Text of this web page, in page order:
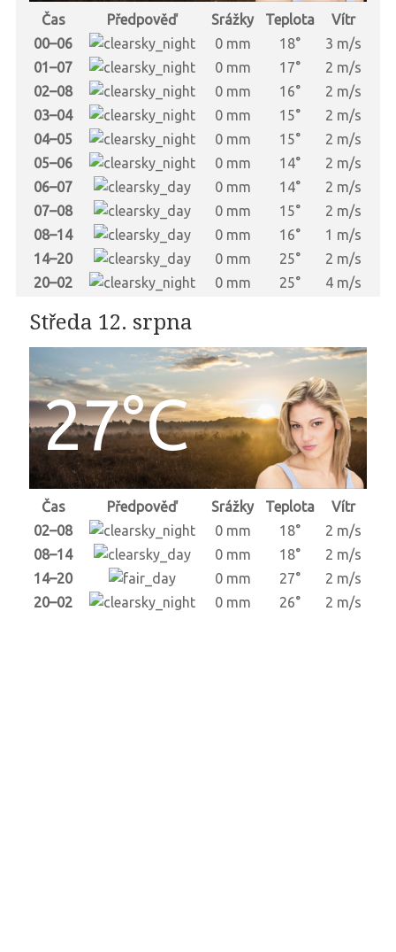
Čas Předpověď Srážky Teplota
Vítr
00–06
0 mm 18°
3 m/s
01–07
0 mm 17°
2 m/s
02–08
0 mm 16°
2 m/s
03–04
0 mm 15°
2 m/s
04–05
0 mm 15°
2 m/s
05–06
0 mm 14°
2 m/s
06–07
0 mm 14°
2 m/s
07–08
0 mm 15°
2 m/s
08–14
0 mm 16°
1 m/s
14–20
0 mm 25°
2 m/s
20–02
0 mm 25° 4 m/s
Středa 12. srpna
27°C
Čas Předpověď Srážky Teplota
Vítr
02–08
0 mm 18°
2 m/s
08–14
0 mm 18°
2 m/s
14–20
0 mm 27°
2 m/s
20–02
0 mm 26° 2 m/s